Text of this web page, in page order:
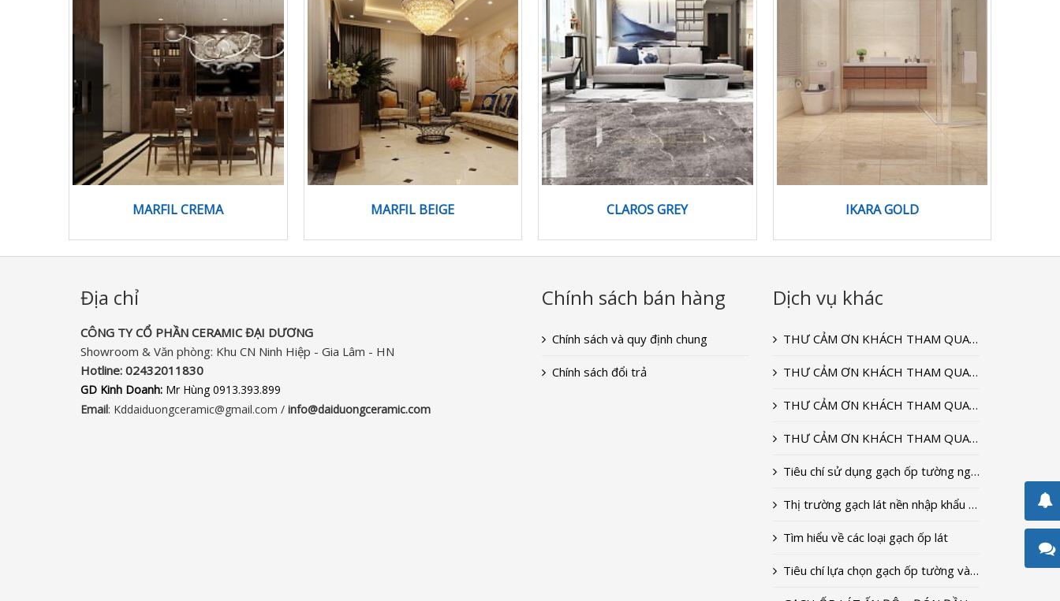
MARFIL CREMA MARFIL BEIGE CLAROS GREY IKARA GOLD
Địa chỉ
CÔNG TY CỔ PHẦN CERAMIC ĐẠI DƯƠNG​
Showroom & Văn phòng: Khu CN Ninh Hiệp - Gia Lâm - HN
Hotline: 02432011830‬
GD Kinh Doanh: Mr Hùng 0913.393.899
Email: Kddaiduongceramic@gmail.com / info@daiduongceramic.com
Chính sách bán hàng
Chính sách và quy định chung
Chính sách đổi trả
Dịch vụ khác
THƯ CẢM ƠN KHÁCH THAM QUAN GIAN HÀNG CỦA ĐẠI DƯƠNG CERAMIC TẠI TRIỂN LÃM VIETBUILD T9-2022
THƯ CẢM ƠN KHÁCH THAM QUAN GIAN HÀNG CỦA ĐẠI DƯƠNG CERAMIC TẠI TRIỂN LÃM VIETBUILD T9-2020
THƯ CẢM ƠN KHÁCH THAM QUAN GIAN HÀNG CỦA ĐẠI DƯƠNG CERAMIC TẠI TRIỂN LÃM VIETBUILD T9-2018
THƯ CẢM ƠN KHÁCH THAM QUAN GIAN HÀNG CỦA ĐẠI DƯƠNG CERAMIC TẠI TRIỂN LÃM VIETBUILD 2018
Tiêu chí sử dụng gạch ốp tường ngoài trời
Thị trường gạch lát nền nhập khẩu 2018
Tìm hiểu về các loại gạch ốp lát
Tiêu chí lựa chọn gạch ốp tường và lát nền